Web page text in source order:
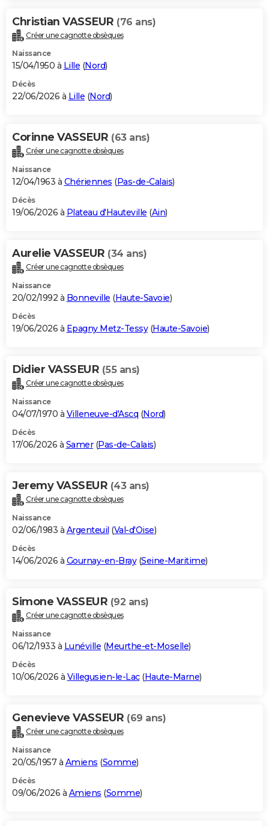
Christian VASSEUR (76 ans)
Créer une cagnotte obsèques
Naissance
15/04/1950 à Lille (Nord)
Décès
22/06/2026 à Lille (Nord)
Corinne VASSEUR (63 ans)
Créer une cagnotte obsèques
Naissance
12/04/1963 à Chériennes (Pas-de-Calais)
Décès
19/06/2026 à Plateau d'Hauteville (Ain)
Aurelie VASSEUR (34 ans)
Créer une cagnotte obsèques
Naissance
20/02/1992 à Bonneville (Haute-Savoie)
Décès
19/06/2026 à Epagny Metz-Tessy(Haute-Savoie)
Didier VASSEUR (55 ans)
Créer une cagnotte obsèques
Naissance
04/07/1970 à Villeneuve-d'Ascq (Nord)
Décès
17/06/2026 à Samer(Pas-de-Calais)
Jeremy VASSEUR (43 ans)
Créer une cagnotte obsèques
Naissance
02/06/1983 à Argenteuil (Val-d'Oise)
Décès
14/06/2026 à Gournay-en-Bray(Seine-Maritime)
Simone VASSEUR (92 ans)
Créer une cagnotte obsèques
Naissance
06/12/1933 à Lunéville (Meurthe-et-Moselle)
Décès
10/06/2026 à Villegusien-le-Lac(Haute-Marne)
Genevieve VASSEUR (69 ans)
Créer une cagnotte obsèques
Naissance
20/05/1957 à Amiens (Somme)
Décès
09/06/2026 à Amiens (Somme)